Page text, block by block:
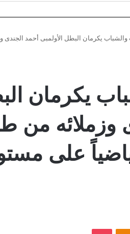
والشباب يكرمان البطل الأولمبى أحمد الجندى
يكرمان
وزملائه من
على
Odnoklassniki
بوكيت